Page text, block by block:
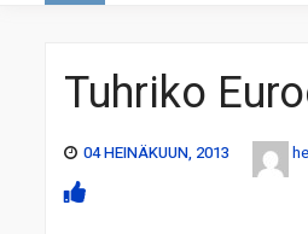
Tuhriko
04 HEINÄKUUN, 2013